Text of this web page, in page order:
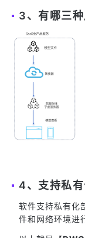
3、有哪三种
4、支持私
软件支持私有化
件和网络环境进